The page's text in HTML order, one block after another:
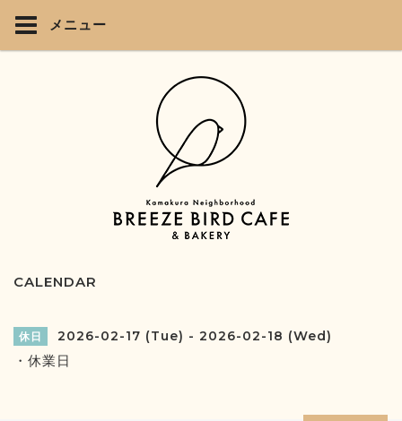
メニュー
CALENDAR
休日 2026-02-17 (Tue) - 2026-02-18 (Wed)
・休業日